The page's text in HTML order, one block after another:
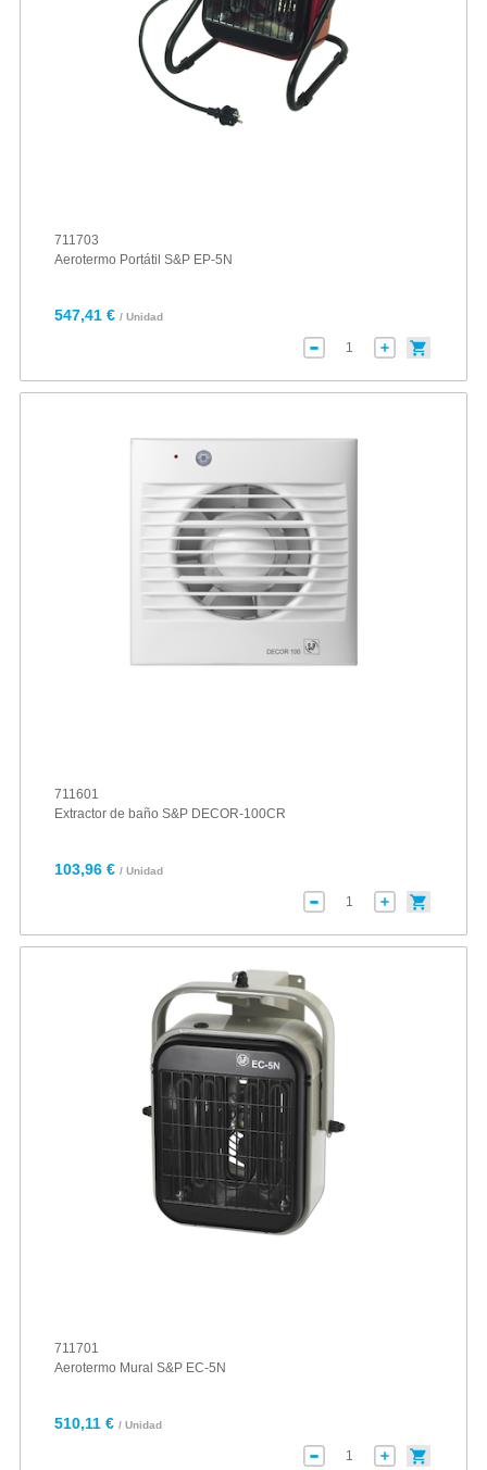
711703
Aerotermo Portátil S&P EP-5N
547,41 € / Unidad
711601
Extractor de baño S&P DECOR-100CR
103,96 € / Unidad
711701
Aerotermo Mural S&P EC-5N
510,11 € / Unidad